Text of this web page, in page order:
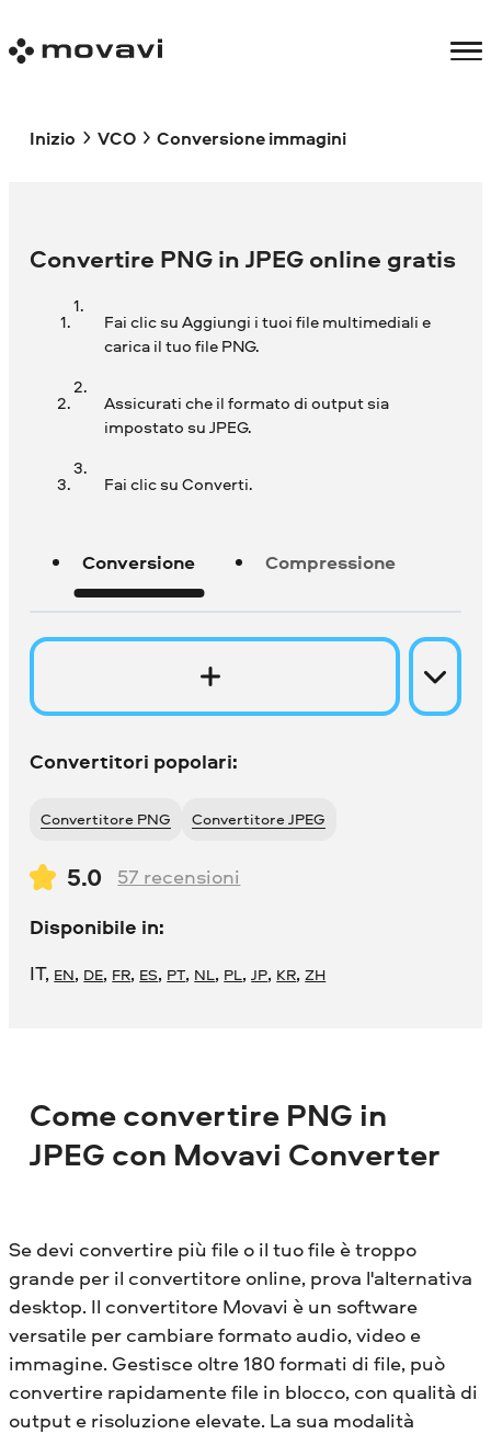
Inizio VCO Conversione immagini
Convertire PNG in JPEG online gratis
Fai clic su Aggiungi i tuoi file multimediali e
carica il tuo file PNG.
Assicurati che il formato di output sia
impostato su JPEG.
Fai clic su Converti.
Conversione Compressione
Convertitori popolari:
Convertitore PNG Convertitore JPEG
5.0 57 recensioni
Disponibile in:
IT, EN, DE, FR, ES, PT, NL, PL,JP, KR,ZH
Come convertire PNG in
JPEG con Movavi Converter
Se devi convertire più file o il tuo file è troppo
grande per il convertitore online, prova l'alternativa
desktop. Il convertitore Movavi è un software
versatile per cambiare formato audio, video e
immagine. Gestisce oltre 180 formati di file, può
convertire rapidamente file in blocco, con qualità di
output e risoluzione elevate. La sua modalità